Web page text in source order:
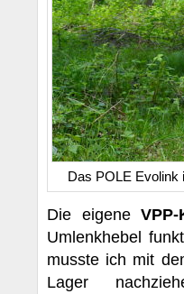
Das POLE Evolink
Die eigene
Umlenkhebel
musste ich mit
Lager